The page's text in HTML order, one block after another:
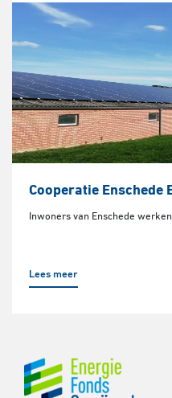
Cooperatie Enschede
Inwoners van Enschede
Lees meer